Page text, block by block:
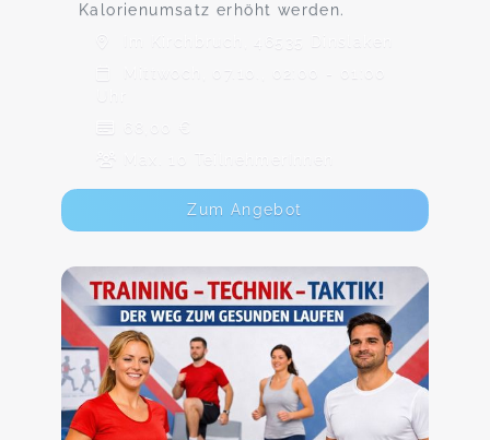
Kalorienumsatz erhöht werden.
Im Kirchbruch, 46535 Dinslaken
Mittwoch, 07.10., 02:00 - 01:00
68,00 €
Max. 10 TeilnehmerInnen
Zum Angebot